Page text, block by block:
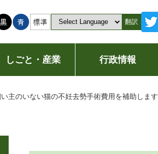
翻訳
しごと・産業 行政情報
主のいない猫の不妊去勢手術費用を補助します